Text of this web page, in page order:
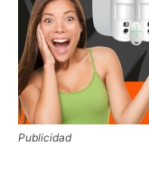
Publicidad